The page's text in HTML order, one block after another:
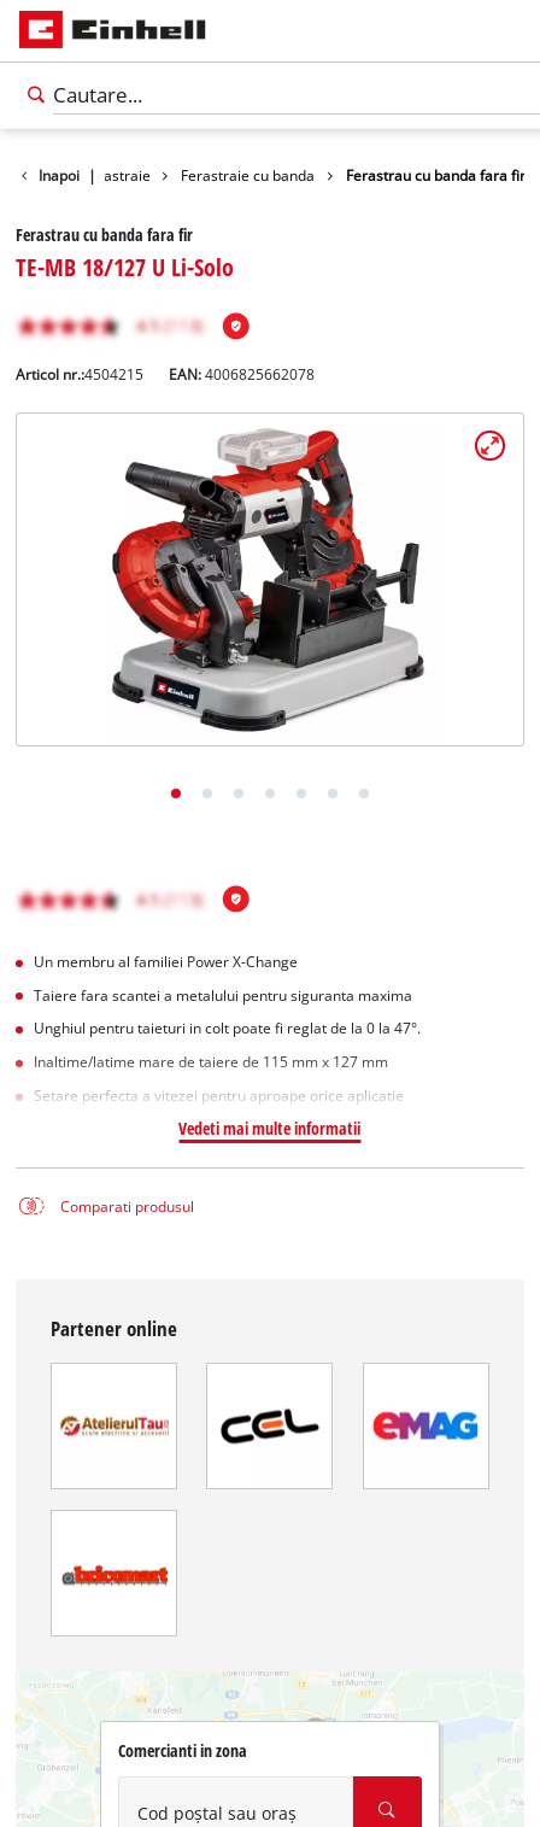
Română
Inapoi |
Unelte Ferastraie Ferastraie cu banda Ferastrau cu banda fara fir
Ferastrau cu banda fara fir
TE-MB 18/127 U Li-Solo
Articol nr.:4504215 EAN:4006825662078
Un membru al familiei Power X-Change
Taiere fara scantei a metalului pentru siguranta maxima
Unghiul pentru taieturi in colt poate fi reglat de la 0 la 47°.
Inaltime/latime mare de taiere de 115 mm x 127 mm
Setare perfecta a vitezei pentru aproape orice aplicatie
Vedeti mai multe informatii
Comparati produsul
Partener online
Comercianti in zona
Cod poștal sau oraș